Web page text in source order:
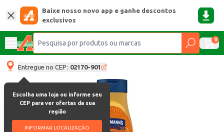
Baixe nosso novo app e ganhe descontos
exclusivos
0
Entregue no CEP: 02170-901
Escolha uma loja ou informe seu
CEP para ver ofertas da sua
região
INFORMAR LOCALIZAÇÃO